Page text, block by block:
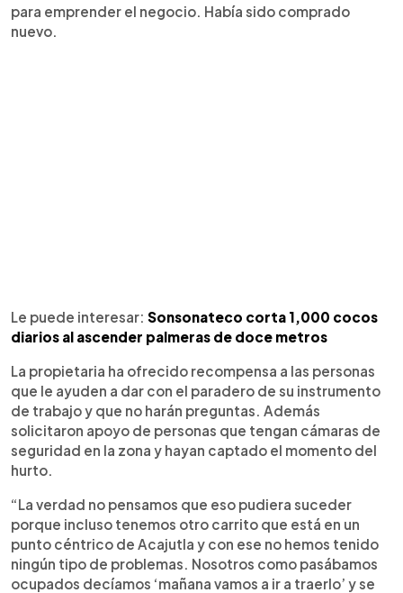
para emprender el negocio. Había sido comprado
nuevo.
Le puede interesar: Sonsonateco corta 1,000 cocos
diarios al ascender palmeras de doce metros
La propietaria ha ofrecido recompensa a las personas
que le ayuden a dar con el paradero de su instrumento
de trabajo y que no harán preguntas. Además
solicitaron apoyo de personas que tengan cámaras de
seguridad en la zona y hayan captado el momento del
hurto.
“La verdad no pensamos que eso pudiera suceder
porque incluso tenemos otro carrito que está en un
punto céntrico de Acajutla y con ese no hemos tenido
ningún tipo de problemas. Nosotros como pasábamos
ocupados decíamos ‘mañana vamos a ir a traerlo’ y se